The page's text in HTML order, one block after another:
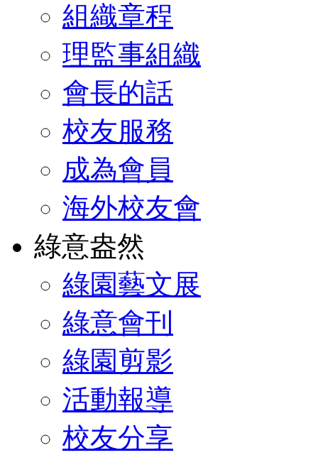
組織章程
理監事組織
會長的話
校友服務
成為會員
海外校友會
綠意盎然
綠園藝文展
綠意會刊
綠園剪影
活動報導
校友分享